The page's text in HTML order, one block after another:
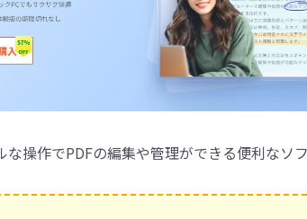
な操作でPDFの編集や管理ができる便利なソ